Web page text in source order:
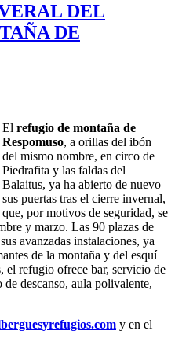
DEL
DE
El refugio de montaña de
Respomuso, a orillas del ibón
del mismo nombre, en circo de
Piedrafita y las faldas del
Balaitus, ya ha abierto de nuevo
sus puertas tras el cierre invernal,
que, por motivos de seguridad, se
y marzo. Las 90 plazas de
avanzadas instalaciones, ya
de la montaña y del esquí
el refugio ofrece bar, servicio de
descanso, aula polivalente,
y en el